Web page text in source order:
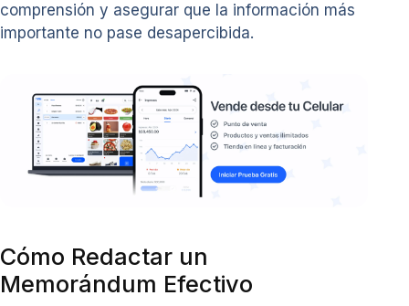
comprensión y asegurar que la información más
importante no pase desapercibida.
Cómo Redactar un
Memorándum Efectivo